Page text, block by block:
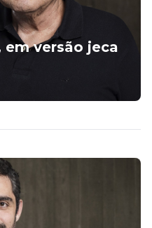
versão jeca